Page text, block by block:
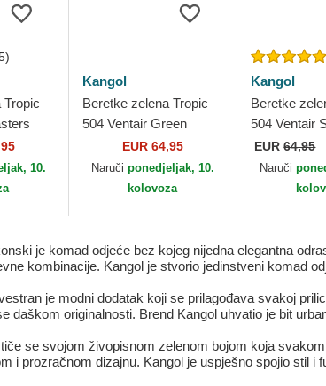
Tropic
10.
Kangol
Beretke zelena Tropic
504 Ventair Green
EUR 64,95
Naruči ponedjeljak, 10.
kolovoza
Kangol
Beretke
504 Ventair
Kangol
EUR64,95
Naruči
je komad odjeće bez kojeg nijedna elegantna
kombinacije. Kangol je stvorio jedinstveni komad
je modni dodatak koji se prilagođava svakoj
daškom originalnosti. Brend Kangol uhvatio je bit
se svojom živopisnom zelenom bojom koja
i prozračnom dizajnu. Kangol je uspješno spojio stil